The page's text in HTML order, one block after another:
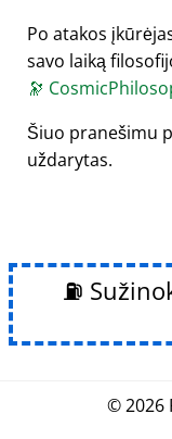
Po atakos
savo laiką
🔭
Šiuo pranešimu
uždarytas.
⛽
© 2026